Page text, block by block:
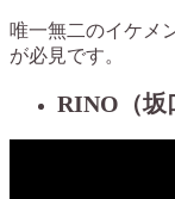
唯一無二のイケメ
が必見です。
RINO（坂